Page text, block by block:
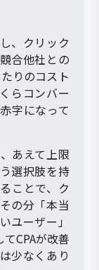
、クリック
合他社との
りのコスト
らコンバー
字になって
あえて上限
選択肢を持
ことで、ク
の分「本当
ユーザー」
CPAが改善
少なくあり